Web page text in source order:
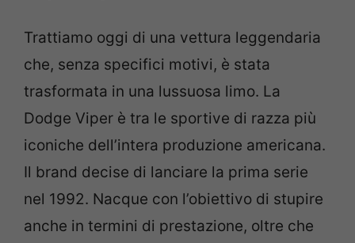
Trattiamo oggi di una vettura leggendaria
che, senza specifici motivi, è stata
trasformata in una lussuosa limo. La
Dodge Viper è tra le sportive di razza più
iconiche dell’intera produzione americana.
Il brand decise di lanciare la prima serie
nel 1992. Nacque con l’obiettivo di stupire
anche in termini di prestazione, oltre che